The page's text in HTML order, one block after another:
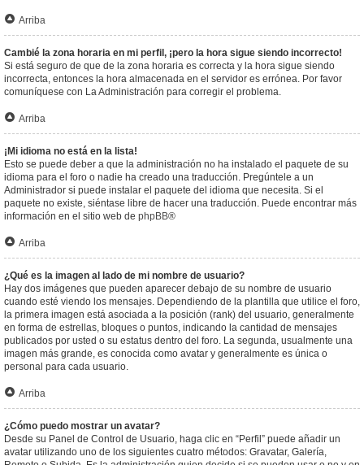
Arriba
Cambié la zona horaria en mi perfil, ¡pero la hora sigue siendo incorrecto!
Si está seguro de que de la zona horaria es correcta y la hora sigue siendo
incorrecta, entonces la hora almacenada en el servidor es errónea. Por favor
comuníquese con La Administración para corregir el problema.
Arriba
¡Mi idioma no está en la lista!
Esto se puede deber a que la administración no ha instalado el paquete de su
idioma para el foro o nadie ha creado una traducción. Pregúntele a un
Administrador si puede instalar el paquete del idioma que necesita. Si el
paquete no existe, siéntase libre de hacer una traducción. Puede encontrar más
información en el sitio web de phpBB®
Arriba
¿Qué es la imagen al lado de mi nombre de usuario?
Hay dos imágenes que pueden aparecer debajo de su nombre de usuario
cuando esté viendo los mensajes. Dependiendo de la plantilla que utilice el foro,
la primera imagen está asociada a la posición (rank) del usuario, generalmente
en forma de estrellas, bloques o puntos, indicando la cantidad de mensajes
publicados por usted o su estatus dentro del foro. La segunda, usualmente una
imagen más grande, es conocida como avatar y generalmente es única o
personal para cada usuario.
Arriba
¿Cómo puedo mostrar un avatar?
Desde su Panel de Control de Usuario, haga clic en “Perfil” puede añadir un
avatar utilizando uno de los siguientes cuatro métodos: Gravatar, Galería,